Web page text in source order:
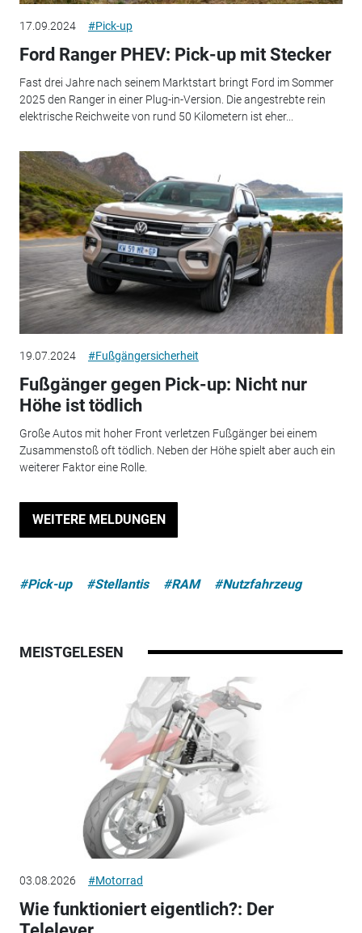
17.09.2024 #Pick-up
Ford Ranger PHEV: Pick-up mit Stecker
Fast drei Jahre nach seinem Marktstart bringt Ford im Sommer
2025 den Ranger in einer Plug-in-Version. Die angestrebte rein
elektrische Reichweite von rund 50 Kilometern ist eher...
19.07.2024 #Fußgängersicherheit
Fußgänger gegen Pick-up: Nicht nur
Höhe ist tödlich
Große Autos mit hoher Front verletzen Fußgänger bei einem
Zusammenstoß oft tödlich. Neben der Höhe spielt aber auch ein
weiterer Faktor eine Rolle.
WEITERE MELDUNGEN
#Pick-up #Stellantis #RAM #Nutzfahrzeug
MEISTGELESEN
03.08.2026 #Motorrad
Wie funktioniert eigentlich?: Der